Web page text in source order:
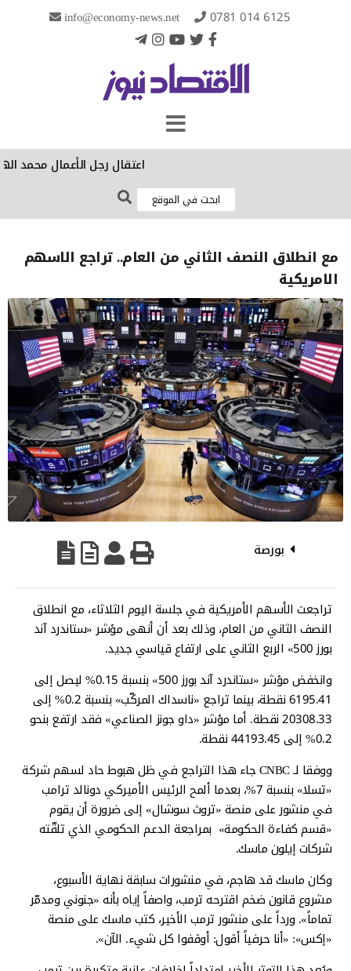
info@economy-news.net 0781 014 6125
‏اعتقال رجل الأعمال محمد
مع انطلاق النصف الثاني من العام.. تراجع الاسهم
الامريكية
بورصة
تراجعت الأسهم الأمريكية في جلسة اليوم الثلاثاء، مع انطلاق
النصف الثاني من العام، وذلك بعد أن أنهى مؤشر «ستاندرد آند
بورز 500» الربع الثاني على ارتفاع قياسي جديد.
وانخفض مؤشر «ستاندرد آند بورز 500» بنسبة 0.15% ليصل إلى
6195.41 نقطة، بينما تراجع «ناسداك المركّب» بنسبة 0.2% إلى
20308.33 نقطة. أما مؤشر «داو جونز الصناعي» فقد ارتفع بنحو
0.2% إلى 44193.45 نقطة.
ووفقا لـ CNBC جاء هذا التراجع في ظل هبوط حاد لسهم شركة
«تسلا» بنسبة 7%، بعدما ألمح الرئيس الأميركي دونالد ترامب
في منشور على منصة «تروث سوشال» إلى ضرورة أن يقوم
«قسم كفاءة الحكومة» بمراجعة الدعم الحكومي الذي تلقّته
شركات إيلون ماسك.
وكان ماسك قد هاجم، في منشورات سابقة نهاية الأسبوع،
مشروع قانون ضخم اقترحه ترمب، واصفاً إياه بأنه «جنوني ومدمّر
تماماً». ورداً على منشور ترمب الأخير، كتب ماسك على منصة
«إكس»: «أنا حرفياً أقول: أوقفوا كل شيء. الآن».